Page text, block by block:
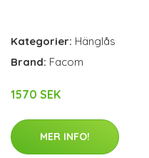
Kategorier: Hänglås
Brand: Facom
1570 SEK
MER INFO!